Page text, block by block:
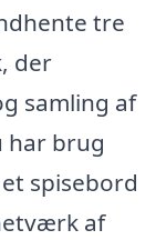
tre
der
samling af
har brug
spisebord
af